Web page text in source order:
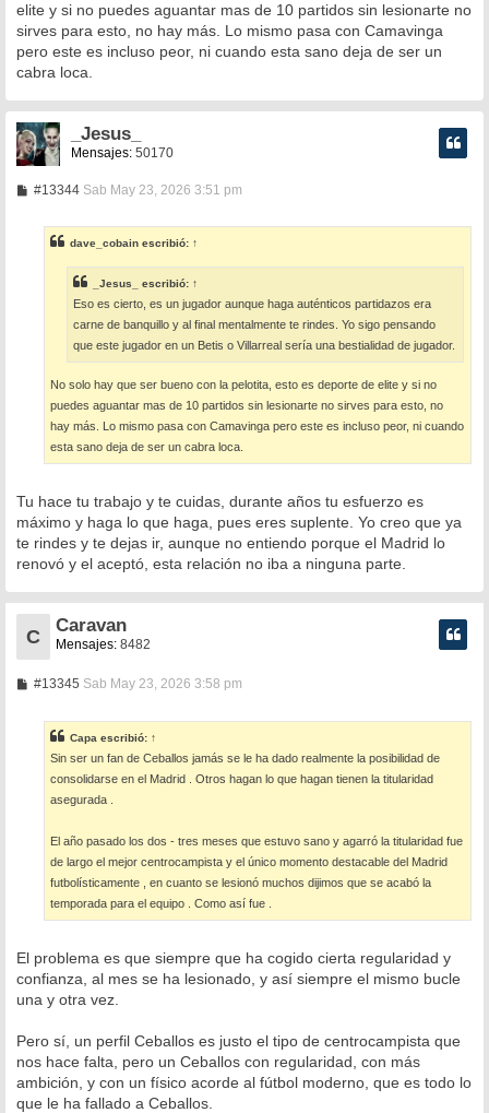
elite y si no puedes aguantar mas de 10 partidos sin lesionarte no
sirves para esto, no hay más. Lo mismo pasa con Camavinga
pero este es incluso peor, ni cuando esta sano deja de ser un
cabra loca.
_Jesus_
Mensajes: 50170
#13344M
a
j
e
Sab May 23, 2026 3:51 pm
dave_cobain escribió: ↑
_Jesus_ escribió: ↑
Eso es cierto, es un jugador aunque haga auténticos partidazos era
carne de banquillo y al final mentalmente te rindes. Yo sigo pensando
que este jugador en un Betis o Villarreal sería una bestialidad de jugador.
No solo hay que ser bueno con la pelotita, esto es deporte de elite y si no
puedes aguantar mas de 10 partidos sin lesionarte no sirves para esto, no
hay más. Lo mismo pasa con Camavinga pero este es incluso peor, ni cuando
esta sano deja de ser un cabra loca.
Tu hace tu trabajo y te cuidas, durante años tu esfuerzo es
máximo y haga lo que haga, pues eres suplente. Yo creo que ya
te rindes y te dejas ir, aunque no entiendo porque el Madrid lo
renovó y el aceptó, esta relación no iba a ninguna parte.
C
Caravan
Mensajes: 8482
#13345M
a
j
e
Sab May 23, 2026 3:58 pm
Capa escribió: ↑
Sin ser un fan de Ceballos jamás se le ha dado realmente la posibilidad de
consolidarse en el Madrid . Otros hagan lo que hagan tienen la titularidad
asegurada .
El año pasado los dos - tres meses que estuvo sano y agarró la titularidad fue
de largo el mejor centrocampista y el único momento destacable del Madrid
futbolísticamente , en cuanto se lesionó muchos dijimos que se acabó la
temporada para el equipo . Como así fue .
El problema es que siempre que ha cogido cierta regularidad y
confianza, al mes se ha lesionado, y así siempre el mismo bucle
una y otra vez.
Pero sí, un perfil Ceballos es justo el tipo de centrocampista que
nos hace falta, pero un Ceballos con regularidad, con más
ambición, y con un físico acorde al fútbol moderno, que es todo lo
que le ha fallado a Ceballos.